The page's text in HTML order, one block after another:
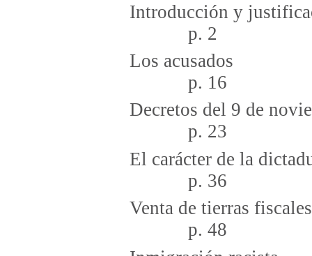
p. 2
Los
p. 16
Decretos del
p. 23
El
p. 36
Venta de
p. 48